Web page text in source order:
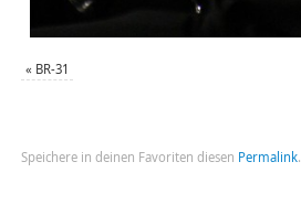
« BR-31
Speichere in deinen Favoriten diesen Permalink.